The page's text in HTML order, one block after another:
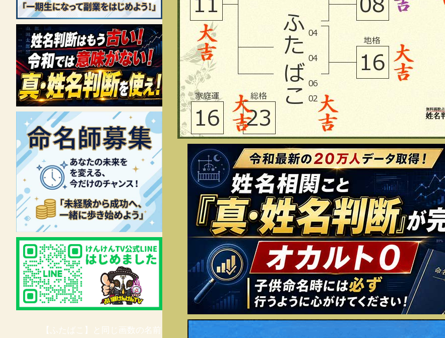
【ふたばこ】と同じ画数の名前